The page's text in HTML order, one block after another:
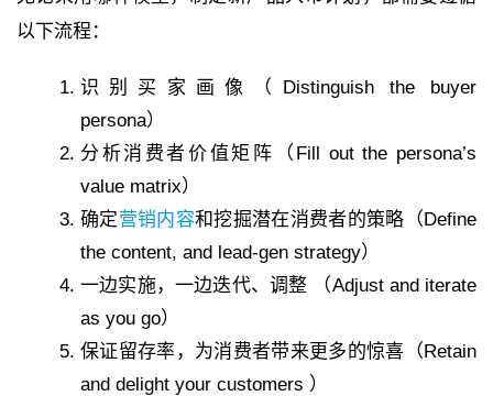
以下流程：
识别买家 画像 （Distinguish the buyer
persona）
分析消费者价值矩阵（Fill out the persona’s
value matrix）
确定营销内容和挖掘潜在消费者的策略（Define
the content, and lead-gen strategy）
一边实施，一边迭代、调整 （Adjust and iterate
as you go）
保证留存率，为消费者带来更多的惊喜（Retain
and delight your customers ）